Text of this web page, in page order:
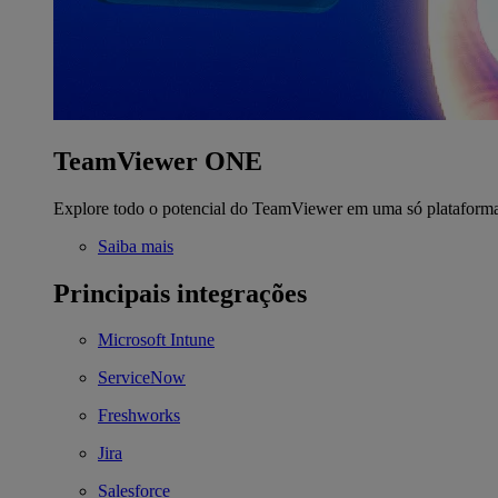
TeamViewer ONE
Explore todo o potencial do TeamViewer em uma só
Saiba mais
Principais integrações
Microsoft Intune
ServiceNow
Freshworks
Jira
Salesforce